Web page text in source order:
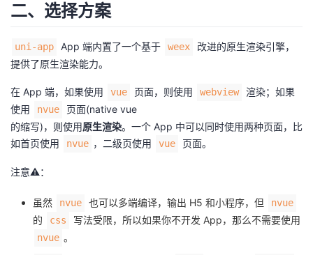
我
的
客
我
论
坛
的
圈
子
我
的
直
我
的
我
二、选择方案
uni-app App 端内置了一个基于 weex
改进的原生渲染引擎，
提供了原生渲染能力。
在 App 端，如果使用 vue 页面，则使用 webview
渲染；如果
使用
nvue
页面(native vue
的缩写)，则使用原生渲染。一个 App 中可以同时使用两种页面，比
如首页使用
nvue ，二级页使用 vue 页面。
注意⚠️：
虽然 nvue 也可以多端编译，输出 H5 和小程序，但 nvue
的 css 写法受限，所以如果你不开发 App，那么不需要使用
nvue 。